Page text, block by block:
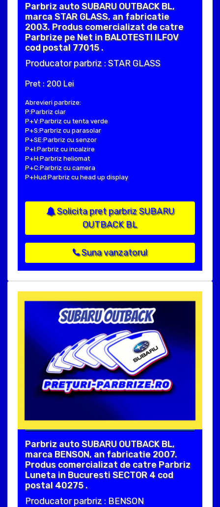
Parbriz auto SUBARU OUTBACK BL,
marca STAR GLASS, an fabricatie
2003. Produs comercializat de catre
Parbrize pe Net in BALOTESTI ILFOV
cod postal 77015 .
Producator parbriz : STAR GLASS
Pret : 200 Lei
Abrevieri parbrize:
P:Parbriz clar
P+V:Parbriz cu tenta verde
P+S:Parbriz cu parasolar
P+SE:Parbriz cu senzor
P+I:Parbriz cu incalzire
P+H:Parbriz heliomat
P+C:Parbriz cu camera
P+Hud:Parbriz cu head up display
Solicita pret parbriz SUBARU
OUTBACK BL
Suna vanzatorul
Parbriz auto SUBARU OUTBACK BL,
marca BENSON, an fabricatie 2007.
Produs comercializat de catre Parbriz
Luneta in Bucuresti SECTOR 4 cod
postal 40275 .
Producator parbriz : BENSON